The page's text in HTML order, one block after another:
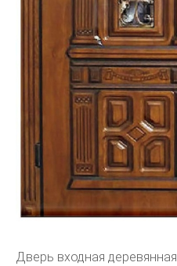
Дверь входная деревянная